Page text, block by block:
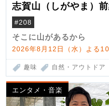
志賀山（しがやま）
#208
そこに山があるから
2026年8月12日（水）よる
趣味 自然・アウトドア
エンタメ・音楽